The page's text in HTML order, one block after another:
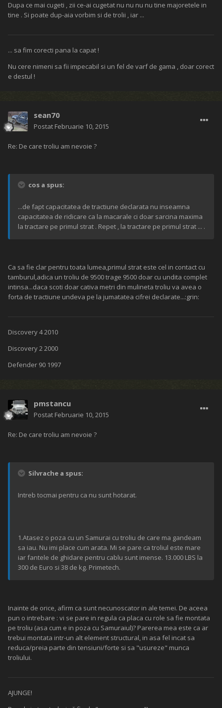
Dupa ce mai cugeti , zii ce-ai cugetat nu nu nu nu tine majoretele in
tine . Si poate dup-aia vorbim si de trolii , iar ...
... sa fim corecti pana la capat !
Nu cere nimeni sa fii impecabil si un fel de varf de gama , doar corect
e destul !
sean70
Postat Februarie 10, 2015
Re: De care troliu am nevoie ?
cos a spus:
...de fapt capacitatea de tractiune declarata nu inseamna
capacitatea de ridicare ca la macarale ci doar sarcina maxima
la tractare pe primul strat . Repet , la tractare pe primul strat ... .
Ca sa fie clar pentru toata lumea,primul strat este cel in contact cu
tamburul,adica un troliu de 9500 trage 9500 doar cu undita complet
intinsa...daca scoti doar cativa metri din mulineta troliu va avea o
forta de tractiune undeva pe la jumatatea cifrei declarate...:grin:
Discovery 4 2010
Discovery 2 2000
Defender 90 1997
pmstancu
Postat Februarie 10, 2015
Re: De care troliu am nevoie ?
Silvrache a spus:
Intreb tocmai pentru ca nu sunt hotarat.
1.Atasez o poza cu un Samurai cu troliu de care ma gandeam
sa iau. Nu imi place cum arata. Mi se pare ca troliul este mare
iar fantele de ghidare pentru cablu sunt imense. 13.000 LBS la
300 de Euro si 38 de kg. Primetech.
Inainte de orice, afirm ca sunt necunoscator in ale temei. De aceea
pun o intrebare : vi se pare in regula ca placa cu role sa fie montata
pe troliu (asa cum e in poza cu Samuraiul)? Parerea mea este ca ar
trebui montata intr-un alt element structural, in asa fel incat sa
reduca/preia parte din tensiuni/forte si sa "usureze" munca
troliului.
AJUNGE!